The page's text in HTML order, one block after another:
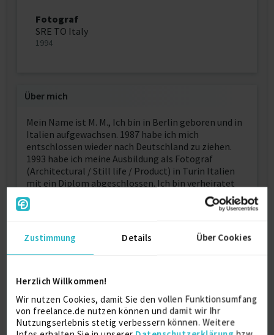
Zustimmung Details Über Cookies
Herzlich Willkommen!
Wir nutzen Cookies, damit Sie den vollen Funktionsumfang
von freelance.de nutzen können und damit wir Ihr
Nutzungserlebnis stetig verbessern können. Weitere
Fotograf
SRE TO Italy
1994
Über mich
Mein Name ist M. M., Ich bin in Berlin geboren und in
Italien aufgewachsen. 1987 habe ich mich
entschlossen wieder nach Deutschland zu ziehen.
1993 habe ich meine Ausbildung als Fotograf
(Architectural / Still life / Product) in Turin Italien
mit ein Diplom abgeschlossen. Ich bin verheiratet
und stolzer Vater von zwei Kinder. Ich war über 18
Jahre für diverse Firmen (Neckermann ,IFC-Group,
Immobilien / Mode / Business / Events Fotografie
und in Zusammenarbeit mit Mayk Azzato in
Frankfurt am Main nebenberuflich tätig. Die letzen
bei der Firma SESSION und zuständig für E-
Commerce, Hero Shots, Print Werbung, Social Media
und Werbekampagnen. Dort habe ich meine
Fähigkeiten stets vertieft und weiterentwickelt. Die
Suche nach neuen Herausforderungen und